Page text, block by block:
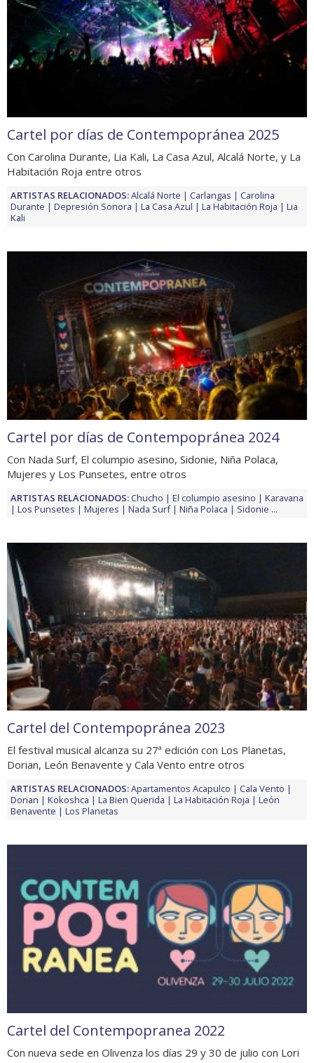
Cartel por días de Contempopránea 2025
Con Carolina Durante, Lia Kali, La Casa Azul, Alcalá Norte, y La
Habitación Roja entre otros
ARTISTAS RELACIONADOS:Alcalá Norte Carlangas
Carolina
Durante
Depresión Sonora La Casa Azul La Habitación Roja
Lia
Kali
Cartel por días de Contempopránea 2024
Con Nada Surf, El columpio asesino, Sidonie, Niña Polaca,
Mujeres y Los Punsetes, entre otros
ARTISTAS RELACIONADOS:Chucho El columpio asesino
Karavana
Los Punsetes
Mujeres Nada Surf Niña Polaca Sidonie ...
Cartel del Contempopránea 2023
El festival musical alcanza su 27ª edición con Los Planetas,
Dorian, León Benavente y Cala Vento entre otros
ARTISTAS RELACIONADOS:Apartamentos Acapulco
Cala Vento
Dorian
Kokoshca La Bien Querida La Habitación Roja
León
Benavente
Los Planetas
Cartel del Contempopranea 2022
Con nueva sede en Olivenza los días 29 y 30 de julio con Lori